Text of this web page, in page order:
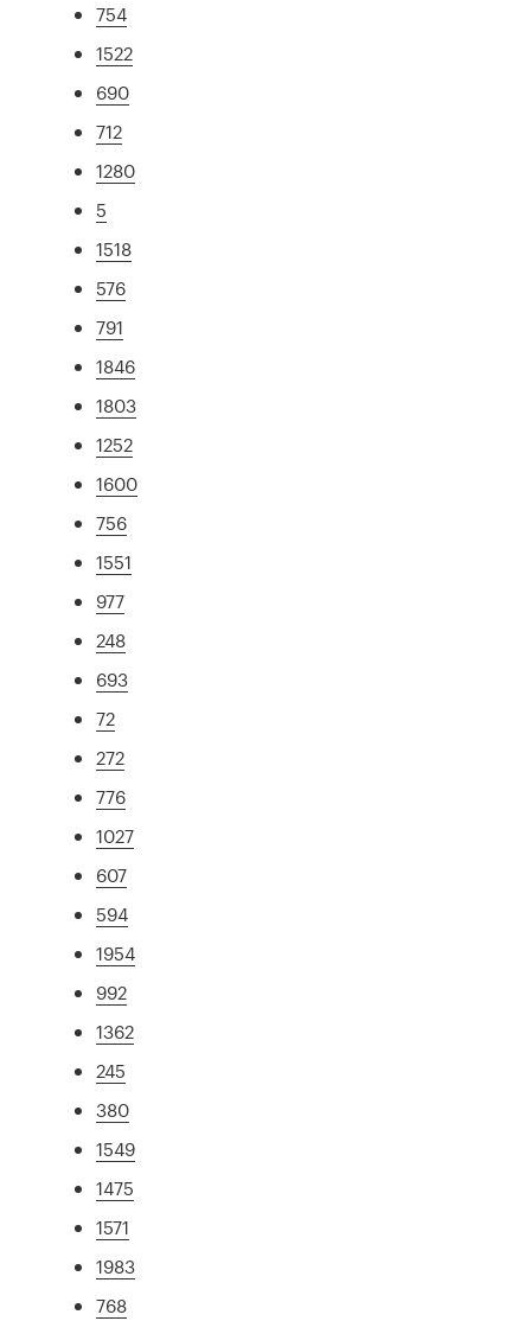
754
1522
690
712
1280
5
1518
576
791
1846
1803
1252
1600
756
1551
977
248
693
72
272
776
1027
607
594
1954
992
1362
245
380
1549
1475
1571
1983
768